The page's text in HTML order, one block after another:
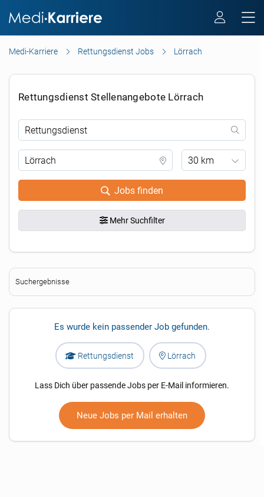
Medi-Karriere Rettungsdienst Jobs Lörrach
Rettungsdienst Stellenangebote Lörrach
30 km
Jobs finden
Mehr Suchfilter
Suchergebnisse
Es wurde kein passender Job gefunden.
Rettungsdienst Lörrach
Lass Dich über passende Jobs per E-Mail informieren.
Neue Jobs per Mail erhalten